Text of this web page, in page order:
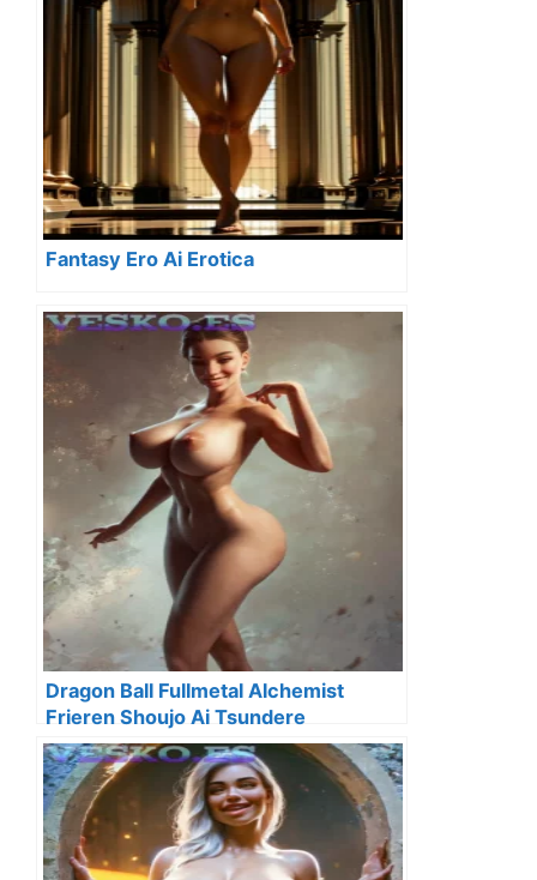
Fantasy Ero Ai Erotica
Dragon Ball Fullmetal Alchemist
Frieren Shoujo Ai Tsundere